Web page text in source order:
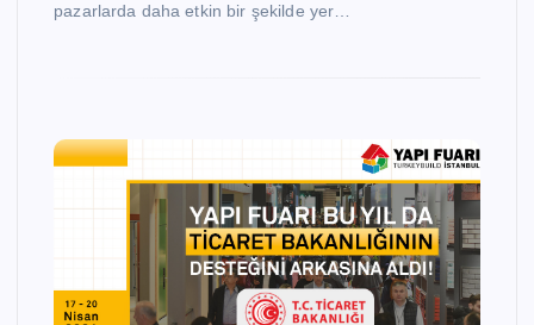
pazarlarda daha etkin bir şekilde yer…